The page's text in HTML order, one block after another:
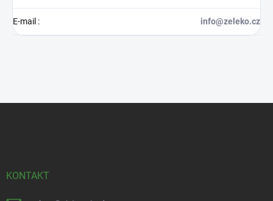
E-mail : info@zeleko.cz
KONTAKT